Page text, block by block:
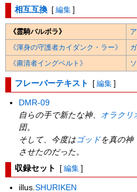
相互互換 [ 編集 ]
《霊騎バルボラ》
《渾身の守護者カイダンク・ラー》
《粛清者イングベルト》
フレーバーテキスト [ 編集 ]
DMR-09
自らの手で新たな神、
オラクリ
団。
そして、今度は ゴッドを真の神
させたのだった。
収録セット [ 編集 ]
illus.SHURIKEN